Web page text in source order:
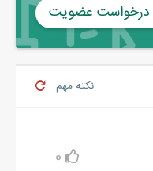
درخواست عضویت
نکته مهم
0